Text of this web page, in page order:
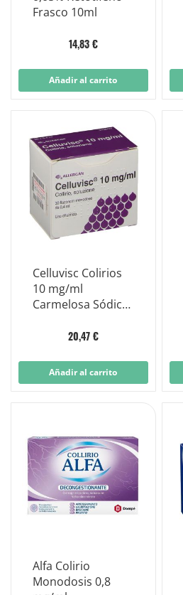
Frasco 10ml
14,83 €
Añadir al carrito
Celluvisc Colirios
10 mg/ml
Carmelosa Sódica
20,47 €
Añadir al carrito
Alfa Colirio
Monodosis 0,8